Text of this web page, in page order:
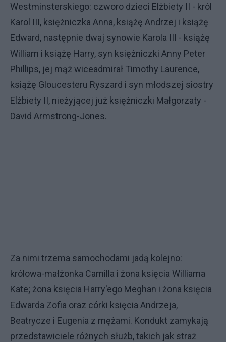
Westminsterskiego: czworo dzieci Elżbiety II - król
Karol III, księżniczka Anna, książę Andrzej i książę
Edward, następnie dwaj synowie Karola III - książę
William i książę Harry, syn księżniczki Anny Peter
Phillips, jej mąż wiceadmirał Timothy Laurence,
książę Gloucesteru Ryszard i syn młodszej siostry
Elżbiety II, nieżyjącej już księżniczki Małgorzaty -
David Armstrong-Jones.
Za nimi trzema samochodami jadą kolejno:
królowa-małżonka Camilla i żona księcia Williama
Kate; żona księcia Harry'ego Meghan i żona księcia
Edwarda Zofia oraz córki księcia Andrzeja,
Beatrycze i Eugenia z mężami. Kondukt zamykają
przedstawiciele różnych służb, takich jak straż